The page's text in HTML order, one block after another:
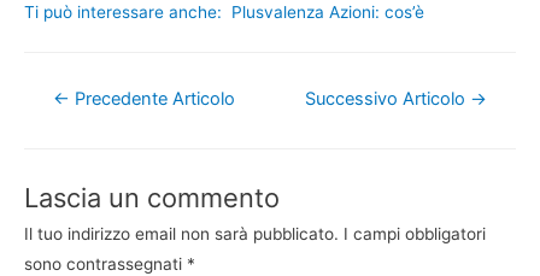
Ti può interessare anche: Plusvalenza Azioni: cos’è
Navigazione
← Precedente Articolo Successivo Articolo →
Lascia un commento
Il tuo indirizzo email non sarà pubblicato. I campi obbligatori
sono contrassegnati *